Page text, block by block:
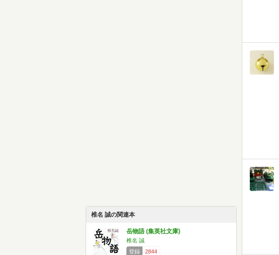
椎名 誠の関連本
岳物語 (集英社文庫)
椎名 誠
登録
2844